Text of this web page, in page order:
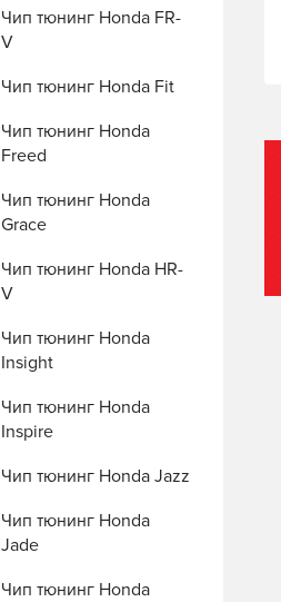
Чип тюнинг Honda FR-
V
Чип тюнинг Honda Fit
Чип тюнинг Honda
Freed
Чип тюнинг Honda
Grace
Чип тюнинг Honda HR-
V
Чип тюнинг Honda
Insight
Чип тюнинг Honda
Inspire
Чип тюнинг Honda Jazz
Чип тюнинг Honda
Jade
Чип тюнинг Honda